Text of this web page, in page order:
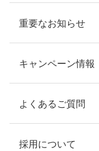
重要なお知らせ
キャンペーン情報
よくあるご質問
採用について